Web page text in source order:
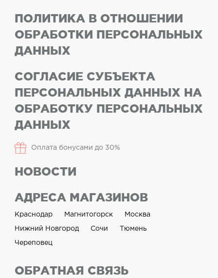
ПОЛИТИКА В ОТНОШЕНИИ
ОБРАБОТКИ ПЕРСОНАЛЬНЫХ
ДАННЫХ
СОГЛАСИЕ СУБЪЕКТА
ПЕРСОНАЛЬНЫХ ДАННЫХ НА
ОБРАБОТКУ ПЕРСОНАЛЬНЫХ
ДАННЫХ
Оплата бонусами до 30%
НОВОСТИ
АДРЕСА МАГАЗИНОВ
Краснодар Магнитогорск Москва
Нижний Новгород Сочи Тюмень
Череповец
ОБРАТНАЯ СВЯЗЬ